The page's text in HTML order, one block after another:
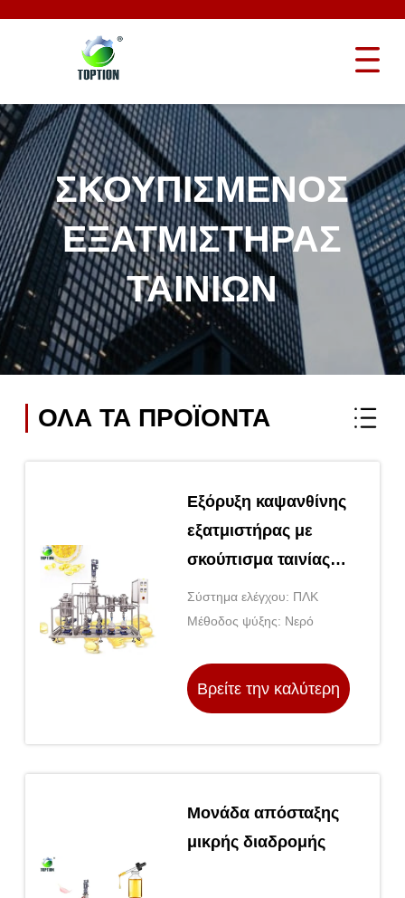
ΣΚΟΥΠΙΣΜΈΝΟΣ
ΕΞΑΤΜΙΣΤΉΡΑΣ
ΤΑΙΝΙΏΝ
ΟΛΑ ΤΑ ΠΡΟΪΌΝΤΑ
Εξόρυξη καψανθίνης
εξατμιστήρας με
σκούπισμα ταινίας
μικρού βεληνεκούς
μοριακής απόσταξης
Σύστημα ελέγχου: ΠΛΚ
Μέθοδος ψύξης: Νερό
Βρείτε την καλύτερη
Μονάδα απόσταξης
μικρής διαδρομής